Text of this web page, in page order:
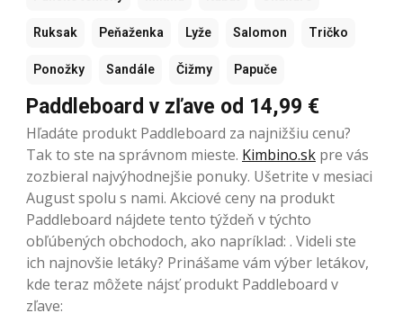
Ruksak Peňaženka Lyže Salomon Tričko
Ponožky Sandále Čižmy Papuče
Paddleboard v zľave od 14,99 €
Hľadáte produkt Paddleboard za najnižšiu cenu?
Tak to ste na správnom mieste. Kimbino.sk pre vás
zozbieral najvýhodnejšie ponuky. Ušetrite v mesiaci
August spolu s nami. Akciové ceny na produkt
Paddleboard nájdete tento týždeň v týchto
obľúbených obchodoch, ako napríklad: . Videli ste
ich najnovšie letáky? Prinášame vám výber letákov,
kde teraz môžete nájsť produkt Paddleboard v
zľave: